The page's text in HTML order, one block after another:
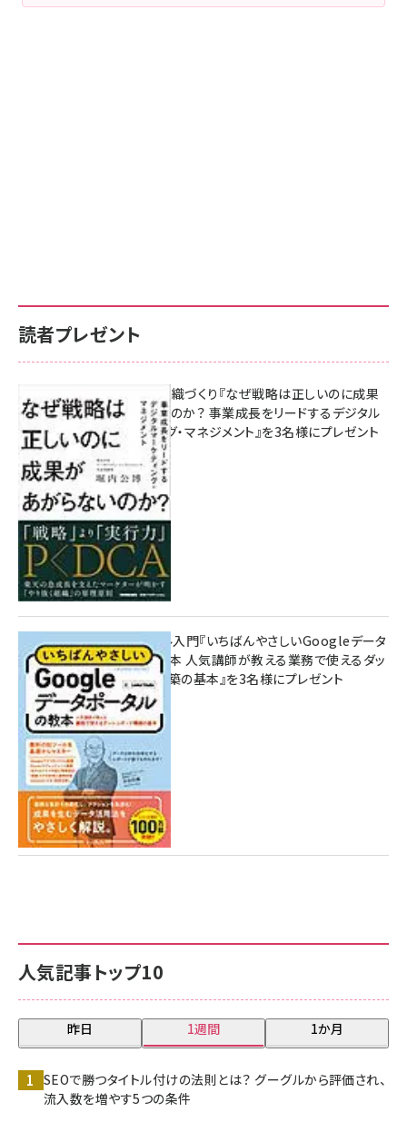
人気記事トップ10
昨日 1週間 1か月
SEOで勝つタイトル付けの法則とは？ グーグルから評価され、
流入数を増やす5つの条件
読者プレゼント
成果を生む組織づくり『なぜ戦略は正しいのに成果
があがらないのか？ 事業成長をリードするデジタル
マーケティング・マネジメント』を3名様にプレゼント
8月7日 10:00
無料BIツール入門『いちばんやさしいGoogleデータ
ポータルの教本 人気講師が教える業務で使えるダッ
シュボード構築の基本』を3名様にプレゼント
7月31日 10:00